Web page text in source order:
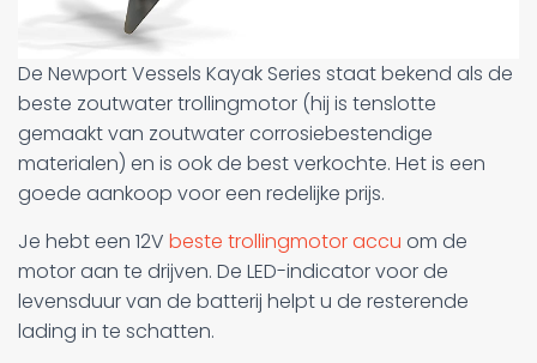
De Newport Vessels Kayak Series staat bekend als de
beste zoutwater trollingmotor (hij is tenslotte
gemaakt van zoutwater corrosiebestendige
materialen) en is ook de best verkochte. Het is een
goede aankoop voor een redelijke prijs.
Je hebt een 12V beste trollingmotor accu om de
motor aan te drijven. De LED-indicator voor de
levensduur van de batterij helpt u de resterende
lading in te schatten.